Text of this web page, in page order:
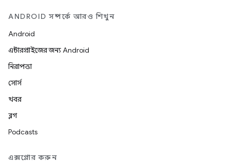
ANDROID সম্পর্কে আরও শিখুন
Android
এন্টারপ্রাইজের জন্য Android
নিরাপত্তা
সোর্স
খবর
ব্লগ
Podcasts
এক্সপ্লোর করুন